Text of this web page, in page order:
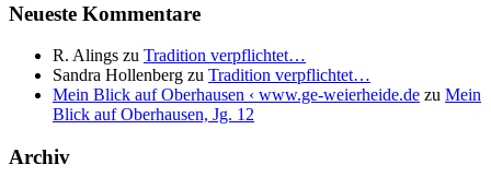
Neueste Kommentare
R. Alings zu Tradition verpflichtet…
Sandra Hollenberg zu Tradition verpflichtet…
Mein Blick auf Oberhausen ‹ www.ge-weierheide.de zu Mein
Blick auf Oberhausen, Jg. 12
Archiv